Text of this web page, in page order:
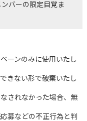
バーの限定目覚ま
ーンのみに使用いたし
きない形で破棄いたし
されなかった場合、無
募などの不正行為と判